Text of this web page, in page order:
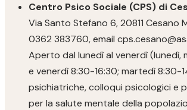
Centro Psico Sociale (CPS) di
Via Santo Stefano 6, 20811 Cesano
0362 383760, email
Aperto dal lunedì al venerdì (lunedì,
e venerdì 8:30-16:30; martedì 8:30-
psichiatriche, colloqui psicologici e
per la salute mentale della